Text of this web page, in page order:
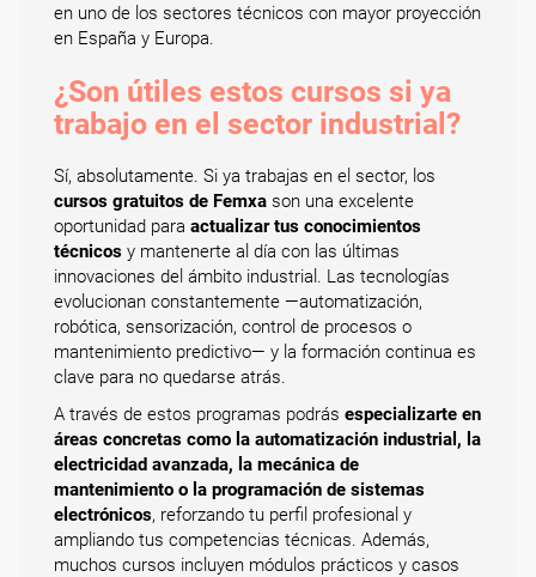
en uno de los sectores técnicos con mayor proyección
en España y Europa.
¿Son útiles estos cursos si ya
trabajo en el sector industrial?
Sí, absolutamente. Si ya trabajas en el sector, los
cursos gratuitos de Femxa son una excelente
oportunidad para actualizar tus conocimientos
técnicos y mantenerte al día con las últimas
innovaciones del ámbito industrial. Las tecnologías
evolucionan constantemente —automatización,
robótica, sensorización, control de procesos o
mantenimiento predictivo— y la formación continua es
clave para no quedarse atrás.
A través de estos programas podrás especializarte en
áreas concretas como la automatización industrial, la
electricidad avanzada, la mecánica de
mantenimiento o la programación de sistemas
electrónicos, reforzando tu perfil profesional y
ampliando tus competencias técnicas. Además,
muchos cursos incluyen módulos prácticos y casos